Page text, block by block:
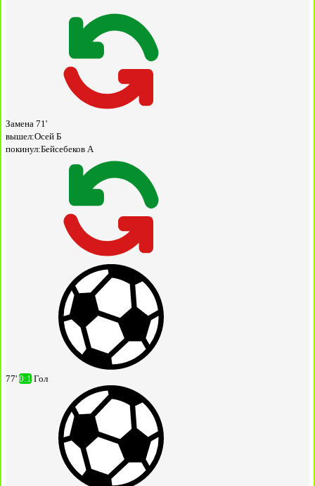
Замена 71'
вышел:Осей Б
покинул:Бейсебеков А
77' 0:1 Гол